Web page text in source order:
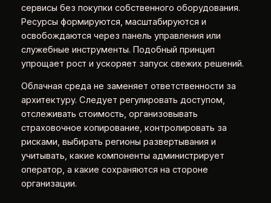
сервисы без покупки собственного оборудования.
Ресурсы формируются, масштабируются и
освобождаются через панель управления или
служебные инструменты. Подобный принцип
упрощает рост и ускоряет запуск свежих решений.
Облачная среда не заменяет ответственности за
архитектуру. Следует регулировать доступом,
отслеживать стоимость, организовывать
страховочное копирование, контролировать за
рисками, выбирать регионы развертывания и
учитывать, какие компоненты администрирует
оператор, а какие сохраняются на стороне
организации.